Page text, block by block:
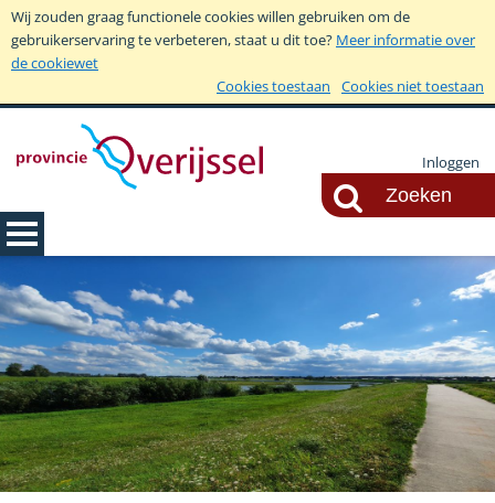
Wij zouden graag functionele cookies willen gebruiken om de
gebruikerservaring te verbeteren, staat u dit toe? Meer informatie over
de cookiewet
Cookies toestaan
Cookies niet toestaan
Inloggen